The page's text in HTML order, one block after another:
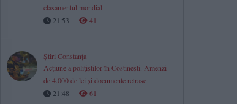
clasamentul mondial
21:53
41
Știri Constanța
Acțiune a polițiștilor în Costinești. Amenzi
de 4.000 de lei și documente retrase
21:48
61